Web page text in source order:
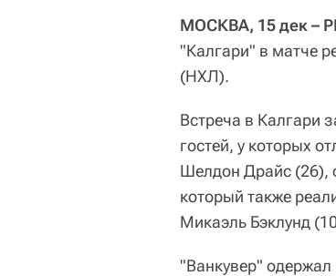
МОСКВА, 15 дек –
"Калгари" в матче
(НХЛ).
Встреча в Калгари
гостей, у которых
Шелдон Драйс (26),
который также
Микаэль Бэклунд
"Ванкувер" одержал